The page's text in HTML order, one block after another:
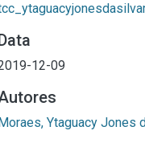
12-09
Ytaguacy Jones